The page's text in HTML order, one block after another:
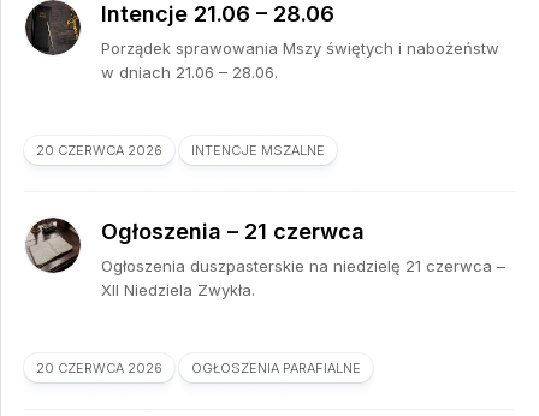
Intencje 21.06 – 28.06
Porządek sprawowania Mszy świętych i nabożeństw
w dniach 21.06 – 28.06.
20 CZERWCA 2026 INTENCJE MSZALNE
Ogłoszenia – 21 czerwca
Ogłoszenia duszpasterskie na niedzielę 21 czerwca –
XII Niedziela Zwykła.
20 CZERWCA 2026 OGŁOSZENIA PARAFIALNE